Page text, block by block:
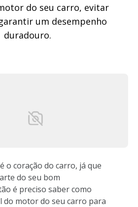
do seu carro, evitar
um desempenho
duradouro.
o coração do carro, já que
do seu bom
é preciso saber como
do motor do seu carro para